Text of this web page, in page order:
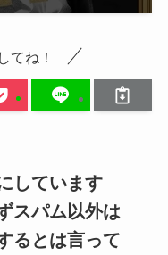
てね！
しています
スパム以外は
るとは言って